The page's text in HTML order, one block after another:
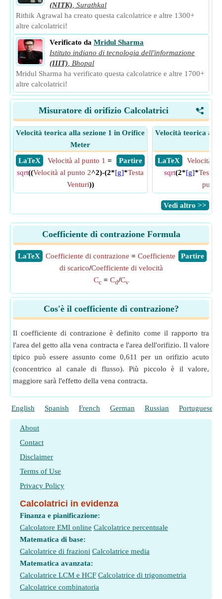
(NITK) Surathkal
Rithik Agrawal ha creato questa calcolatrice e altre 1300+
altre calcolatrici!
Verificato da Mridul Sharma
Istituto indiano di tecnologia dell'informazione
(IIIT)
Bhopal
Mridul Sharma ha verificato questa calcolatrice e altre 1700+
altre calcolatrici!
<
Misuratore di orifizio Calcolatrici
Velocità teorica alla sezione 1 in Orifice
Meter
​ LaTeX
​ Partire
Velocità al punto 1 =
sqrt((Velocità al punto 2^2)-(2*[g]*Testa
Venturi))
Velocità teorica alla
​ LaTeX
Velocità al
sqrt(2*[g]*Testa
punto
​Vedi altro >>
Coefficiente di contrazione Formula
​LaTeX ​Partire
Coefficiente di contrazione = Coefficiente
di scarico/Coefficiente di velocità
Cc= Cd/Cv
Cos'è il coefficiente di contrazione?
Il coefficiente di contrazione è definito come il rapporto tra
l'area del getto alla vena contracta e l'area dell'orifizio. Il valore
tipico può essere assunto come 0,611 per un orifizio acuto
(concentrico al canale di flusso). Più piccolo è il valore,
maggiore sarà l'effetto della vena contracta.
English Spanish French German Russian Portuguese
About
Contact
Disclaimer
Terms of Use
Privacy Policy
Calcolatrici in evidenza
Finanza e pianificazione:
Calcolatore EMI online Calcolatrice percentuale
Matematica di base:
Calcolatrice di frazioni Calcolatrice media
Matematica avanzata:
Calcolatrice LCM e HCF Calcolatrice di trigonometria
Calcolatrice combinatoria